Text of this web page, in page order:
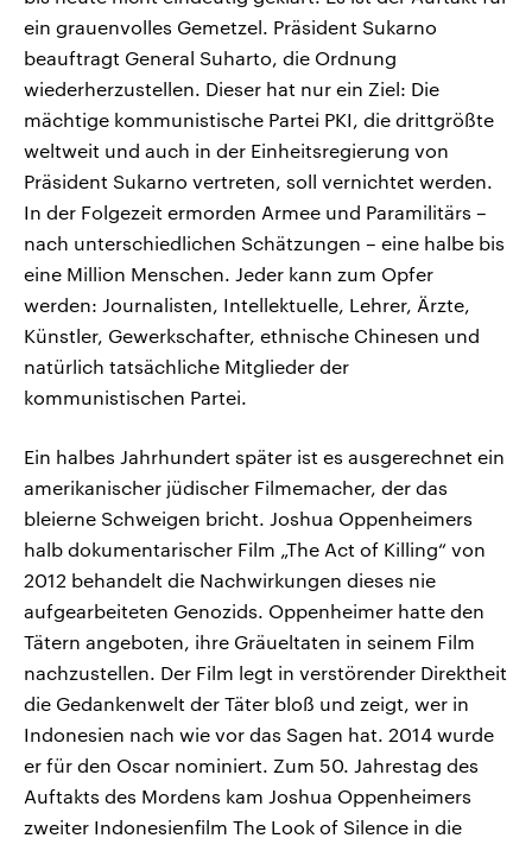
ein grauenvolles Gemetzel. Präsident Sukarno
beauftragt General Suharto, die Ordnung
wiederherzustellen. Dieser hat nur ein Ziel: Die
mächtige kommunistische Partei PKI, die drittgrößte
weltweit und auch in der Einheitsregierung von
Präsident Sukarno vertreten, soll vernichtet werden.
In der Folgezeit ermorden Armee und Paramilitärs –
nach unterschiedlichen Schätzungen – eine halbe bis
eine Million Menschen. Jeder kann zum Opfer
werden: Journalisten, Intellektuelle, Lehrer, Ärzte,
Künstler, Gewerkschafter, ethnische Chinesen und
natürlich tatsächliche Mitglieder der
kommunistischen Partei.
Ein halbes Jahrhundert später ist es ausgerechnet ein
amerikanischer jüdischer Filmemacher, der das
bleierne Schweigen bricht. Joshua Oppenheimers
halb dokumentarischer Film „The Act of Killing“ von
2012 behandelt die Nachwirkungen dieses nie
aufgearbeiteten Genozids. Oppenheimer hatte den
Tätern angeboten, ihre Gräueltaten in seinem Film
nachzustellen. Der Film legt in verstörender Direktheit
die Gedankenwelt der Täter bloß und zeigt, wer in
Indonesien nach wie vor das Sagen hat. 2014 wurde
er für den Oscar nominiert. Zum 50. Jahrestag des
Auftakts des Mordens kam Joshua Oppenheimers
zweiter Indonesienfilm The Look of Silence in die